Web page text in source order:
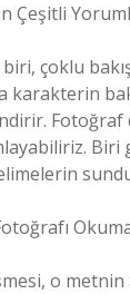
Çeşitli
çoklu
Biri
o metnin